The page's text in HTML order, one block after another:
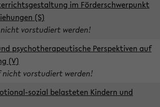
im Förderschwerpunkt
(S)
nicht vorstudiert werden!
psychotherapeutische Perspektiven auf
(V)
nicht vorstudiert werden!
sozial belasteten Kindern und